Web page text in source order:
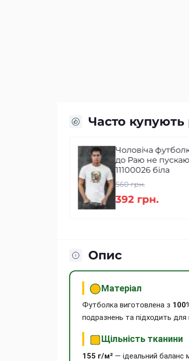
Часто купують
Чоловіча
до Раю не
11100026 біла
560 грн.
392 грн.
Опис
Матеріал
Футболка виготовлена з
подразнень та підходить
Щільність тканини
155 г/м² — ідеальний баланс